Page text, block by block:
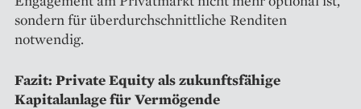
sondern für überdurchschnittliche Renditen
notwendig.
Fazit: Private Equity als zukunftsfähige
Kapitalanlage für Vermögende